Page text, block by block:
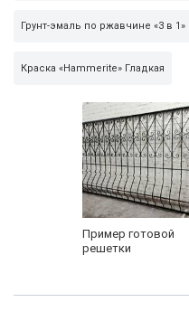
Грунт-эмаль по ржавчине «3 в 1»
Краска «Hammerite» Гладкая
Пример готовой
решетки